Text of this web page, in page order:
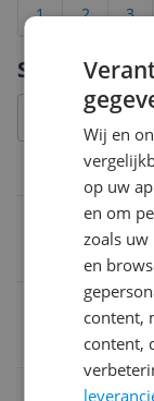
Specificaties
HDCP
Type koeling
Product
3
2
1
Wij en
op uw
en om
zoals uw
en
content,
content,